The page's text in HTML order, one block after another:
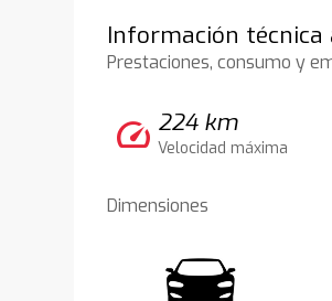
Información técnica
Prestaciones, consumo y
speed 224 km
Velocidad máxima
Dimensiones